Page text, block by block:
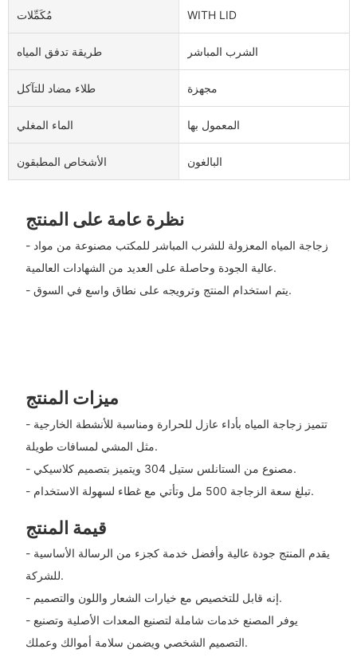
مُكَمِّلات WITH LID
طريقة تدفق المياه الشرب المباشر
طلاء مضاد للتآكل مجهزة
الماء المغلي المعمول بها
الأشخاص المطبقون البالغون
نظرة عامة على المنتج
- زجاجة المياه المعزولة للشرب المباشر للمكتب مصنوعة من مواد
عالية الجودة وحاصلة على العديد من الشهادات العالمية.
- يتم استخدام المنتج وترويجه على نطاق واسع في السوق.
ميزات المنتج
- تتميز زجاجة المياه بأداء عازل للحرارة ومناسبة للأنشطة الخارجية
مثل المشي لمسافات طويلة.
- مصنوع من الستانلس ستيل 304 ويتميز بتصميم كلاسيكي.
- تبلغ سعة الزجاجة 500 مل وتأتي مع غطاء لسهولة الاستخدام.
قيمة المنتج
- يقدم المنتج جودة عالية وأفضل خدمة كجزء من الرسالة الأساسية
للشركة.
- إنه قابل للتخصيص مع خيارات الشعار واللون والتصميم.
- يوفر المصنع خدمات شاملة لتصنيع المعدات الأصلية وتصنيع
التصميم الشخصي ويضمن سلامة أموالك وعملك.